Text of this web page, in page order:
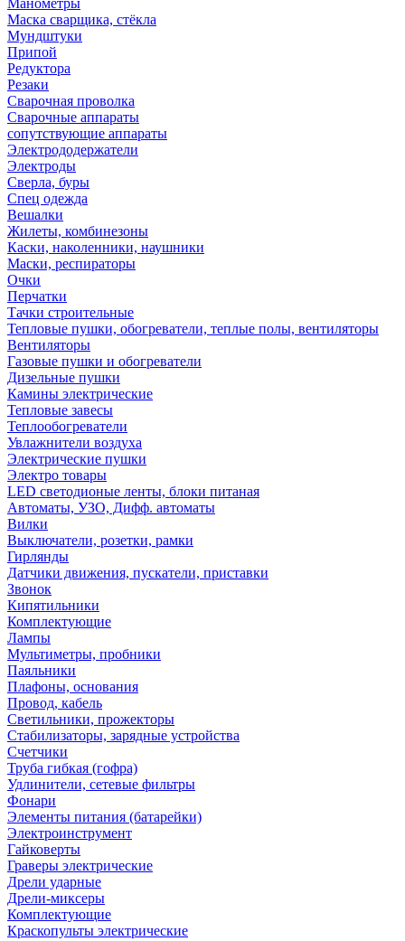
Манометры
Маска сварщика, стёкла
Мундштуки
Припой
Редуктора
Резаки
Сварочная проволка
Сварочные аппараты
сопутствующие аппараты
Электрододержатели
Электроды
Сверла, буры
Спец одежда
Вешалки
Жилеты, комбинезоны
Каски, наколенники, наушники
Маски, респираторы
Очки
Перчатки
Тачки строительные
Тепловые пушки, обогреватели, теплые полы, вентиляторы
Вентиляторы
Газовые пушки и обогреватели
Дизельные пушки
Камины электрические
Тепловые завесы
Теплообогреватели
Увлажнители воздуха
Электрические пушки
Электро товары
LED светодионые ленты, блоки питаная
Автоматы, УЗО, Дифф. автоматы
Вилки
Выключатели, розетки, рамки
Гирлянды
Датчики движения, пускатели, приставки
Звонок
Кипятильники
Комплектующие
Лампы
Мультиметры, пробники
Паяльники
Плафоны, основания
Провод, кабель
Светильники, прожекторы
Стабилизаторы, зарядные устройства
Счетчики
Труба гибкая (гофра)
Удлинители, сетевые фильтры
Фонари
Элементы питания (батарейки)
Электроинструмент
Гайковерты
Граверы электрические
Дрели ударные
Дрели-миксеры
Комплектующие
Краскопульты электрические